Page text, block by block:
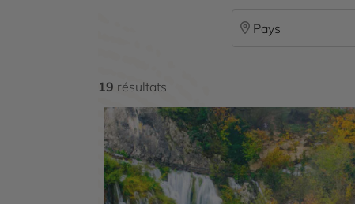
Pays
19 résultats